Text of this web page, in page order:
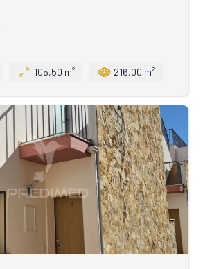
105,50 m² 216,00 m²